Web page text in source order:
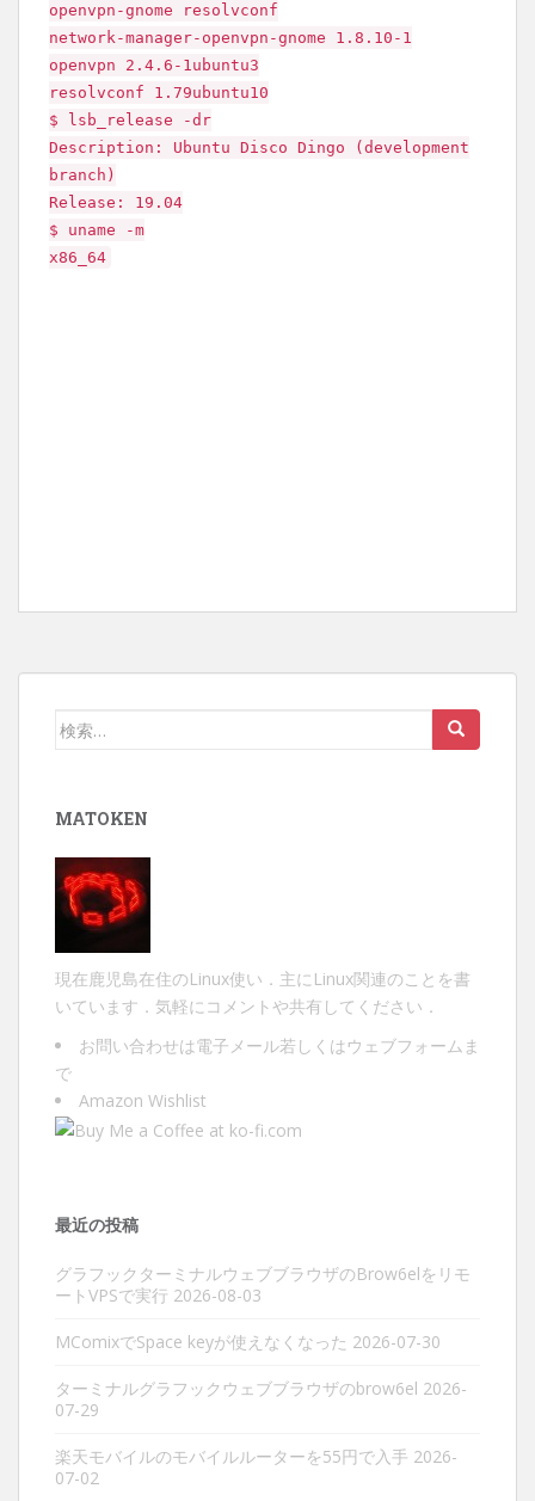
openvpn-gnome resolvconf
network-manager-openvpn-gnome 1.8.10-1
openvpn 2.4.6-1ubuntu3
resolvconf 1.79ubuntu10
$ lsb_release -dr
Description: Ubuntu Disco Dingo (development
branch)
Release: 19.04
$ uname -m
x86_64
検
MATOKEN
現在鹿児島在住のLinux使い．主にLinux関連のことを書
いています．気軽にコメントや共有してください．
お問い合わせは電子メール若しくは ウェブフォーム ま
で
Amazon Wishlist
最近の投稿
グラフックターミナルウェブブラウザのBrow6elをリモ
ートVPSで実行 2026-08-03
MComixでSpace keyが使えなくなった 2026-07-30
ターミナルグラフックウェブブラウザのbrow6el 2026-
07-29
楽天モバイルのモバイルルーターを55円で入手 2026-
07-02